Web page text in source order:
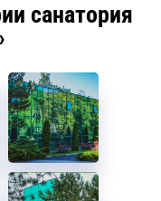
санатория